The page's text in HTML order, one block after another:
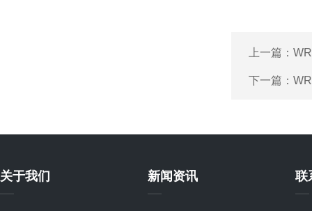
上一篇：
下一篇：
关于我们 新闻资讯 联